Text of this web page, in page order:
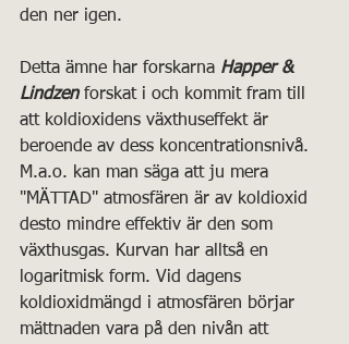
den ner igen.
Detta ämne har forskarna Happer &
Lindzen forskat i och kommit fram till
att koldioxidens växthuseffekt är
beroende av dess koncentrationsnivå.
M.a.o. kan man säga att ju mera
"MÄTTAD" atmosfären är av koldioxid
desto mindre effektiv är den som
växthusgas. Kurvan har alltså en
logaritmisk form. Vid dagens
koldioxidmängd i atmosfären börjar
mättnaden vara på den nivån att